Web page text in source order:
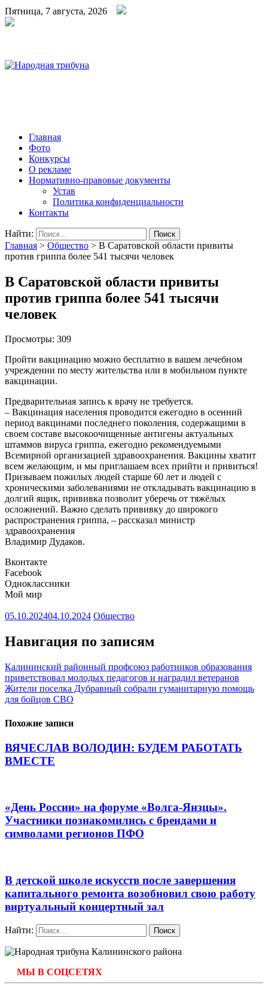
Пятница, 7 августа, 2026
Главная
Фото
Конкурсы
О рекламе
Нормативно-правовые документы
Устав
Политика конфиденциальности
Контакты
Найти:
Главная > Общество > В Саратовской области привиты
против гриппа более 541 тысячи человек
В Саратовской области привиты
против гриппа более 541 тысячи
человек
Просмотры: 309
Пройти вакцинацию можно бесплатно в вашем лечебном
учреждении по месту жительства или в мобильном пункте
вакцинации.
Предварительная запись к врачу не требуется.
– Вакцинация населения проводится ежегодно в осенний
период вакцинами последнего поколения, содержащими в
своем составе высокоочищенные антигены актуальных
штаммов вируса гриппа, ежегодно рекомендуемыми
Всемирной организацией здравоохранения. Вакцины хватит
всем желающим, и мы приглашаем всех прийти и привиться!
Призываем пожилых людей старше 60 лет и людей с
хроническими заболеваниями не откладывать вакцинацию в
долгий ящик, прививка позволит уберечь от тяжёлых
осложнений. Важно сделать прививку до широкого
распространения гриппа, – рассказал министр
здравоохранения
Владимир Дудаков.
Вконтакте
Facebook
Одноклассники
Мой мир
05.10.202404.10.2024 Общество
Навигация по записям
Калининский районный профсоюз работников образования
приветствовал молодых педагогов и наградил ветеранов
Жители поселка Дубравный собрали гуманитарную помощь
для бойцов СВО
Похожие записи
ВЯЧЕСЛАВ ВОЛОДИН: БУДЕМ РАБОТАТЬ
ВМЕСТЕ
«День России» на форуме «Волга-Янзцы».
Участники познакомились с брендами и
символами регионов ПФО
В детской школе искусств после завершения
капитального ремонта возобновил свою работу
виртуальный концертный зал
Найти:
МЫ В СОЦСЕТЯХ